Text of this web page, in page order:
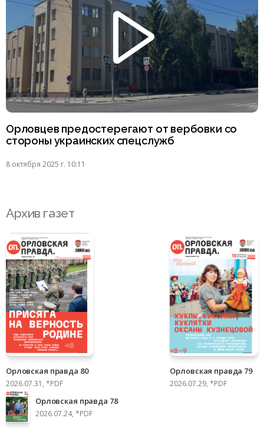
Орловцев предостерегают от вербовки со
стороны украинских спецслужб
8 октября 2025 г. 10:11
Архив газет
Орловская правда 80
2026.07.31, *PDF
Орловская правда 79
2026.07.29, *PDF
Орловская правда 78
2026.07.24, *PDF